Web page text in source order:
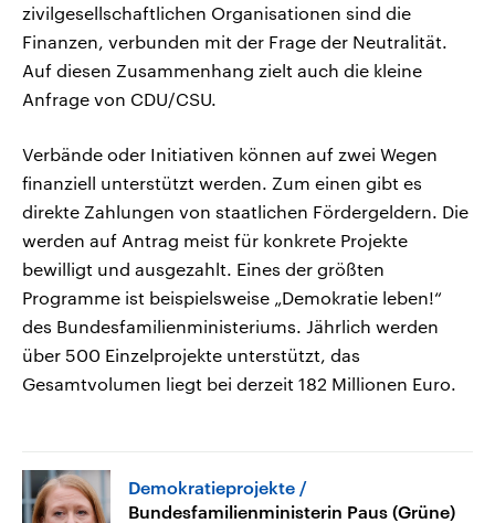
zivilgesellschaftlichen Organisationen sind die
Finanzen, verbunden mit der Frage der Neutralität.
Auf diesen Zusammenhang zielt auch die kleine
Anfrage von CDU/CSU.
Verbände oder Initiativen können auf zwei Wegen
finanziell unterstützt werden. Zum einen gibt es
direkte Zahlungen von staatlichen Fördergeldern. Die
werden auf Antrag meist für konkrete Projekte
bewilligt und ausgezahlt. Eines der größten
Programme ist beispielsweise „Demokratie leben!“
des Bundesfamilienministeriums. Jährlich werden
über 500 Einzelprojekte unterstützt, das
Gesamtvolumen liegt bei derzeit 182 Millionen Euro.
Demokratieprojekte
Bundesfamilienministerin Paus (Grüne)